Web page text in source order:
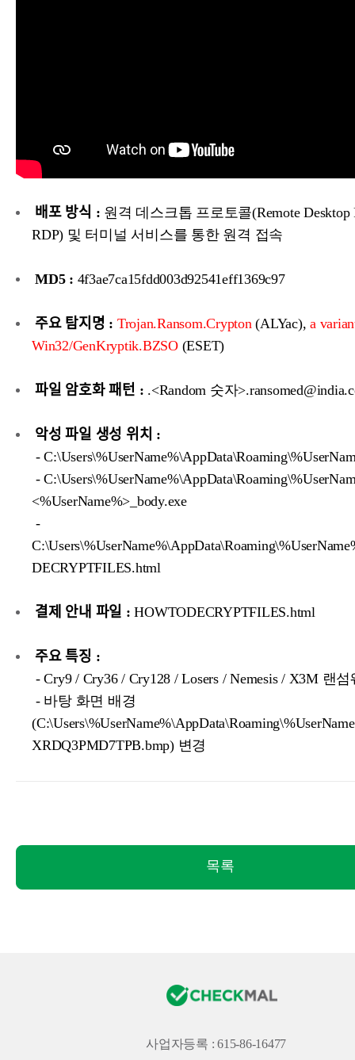
배포 방식 : 원격 데스크톱 프로토콜(Remote Desktop
RDP) 및 터미널 서비스를 통한 원격 접속
MD5 : 4f3ae7ca15fdd003d92541eff1369c97
주요 탐지명 : Trojan.Ransom.Crypton(ALYac), a
Win32/GenKryptik.BZSO(ESET)
파일 암호화 패턴 : .<Random 숫자
악성 파일 생성 위치 :
-
-
<%UserName%>_body.exe
-
DECRYPTFILES.html
결제 안내 파일 : HOWTODECRYPTFILES.html
주요 특징 :
- Cry9 / Cry36 / Cry128 / Losers / Nemesis / X3M 랜
- 바탕 화면 배경
XRDQ3PMD7TPB.bmp) 변경
목록
사업자등록 : 615-86-16477